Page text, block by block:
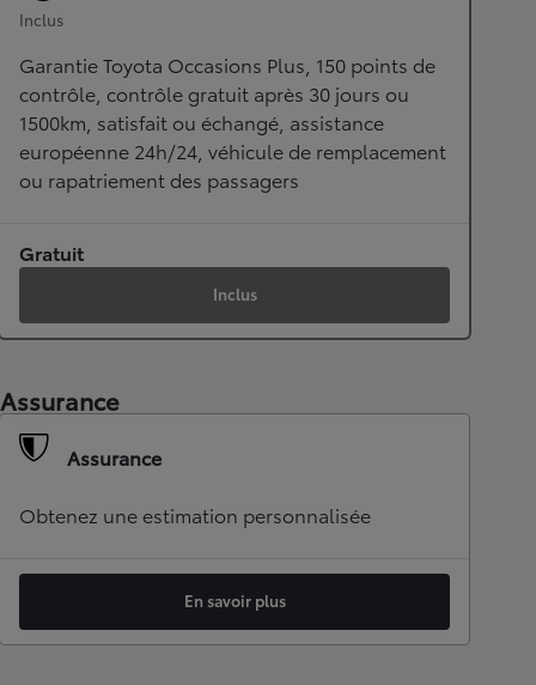
Inclus
Garantie Toyota Occasions Plus, 150 points de
contrôle, contrôle gratuit après 30 jours ou
1500km, satisfait ou échangé, assistance
européenne 24h/24, véhicule de remplacement
ou rapatriement des passagers
Gratuit
Inclus
Assurance
Assurance
Obtenez une estimation personnalisée
En savoir plus